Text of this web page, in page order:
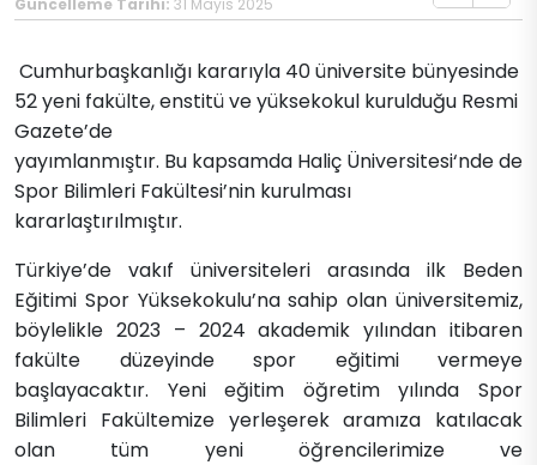
Güncelleme Tarihi: 31 Mayıs 2025
​​​ Cumhurbaşkanlığı kararıyla 40 üniversite bünyesinde
52 yeni fakülte, enstitü ve yüksekokul kurulduğu Resmi
Gazete’de
yayımlanmıştır. Bu kapsamda Haliç Üniversitesi‘nde de
Spor Bilimleri Fakültesi’nin kurulması
kararlaştırılmıştır.
Türkiye’de vakıf üniversiteleri arasında ilk Beden
Eğitimi Spor Yüksekokulu’na sahip olan üniversitemiz,
böylelikle 2023 – 2024 akademik yılından itibaren
fakülte düzeyinde spor eğitimi vermeye
başlayacaktır. Yeni eğitim öğretim yılında Spor
Bilimleri Fakültemize yerleşerek aramıza katılacak
olan tüm yeni öğrencilerimize ve